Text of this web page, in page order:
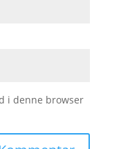
i denne browser